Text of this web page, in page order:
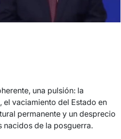
una pulsión: la
vaciamiento del Estado en
permanente y un desprecio
nacidos de la posguerra.